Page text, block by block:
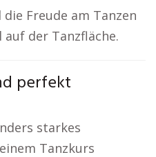
Freude am Tanzen
der Tanzfläche.
perfekt
starkes
Tanzkurs